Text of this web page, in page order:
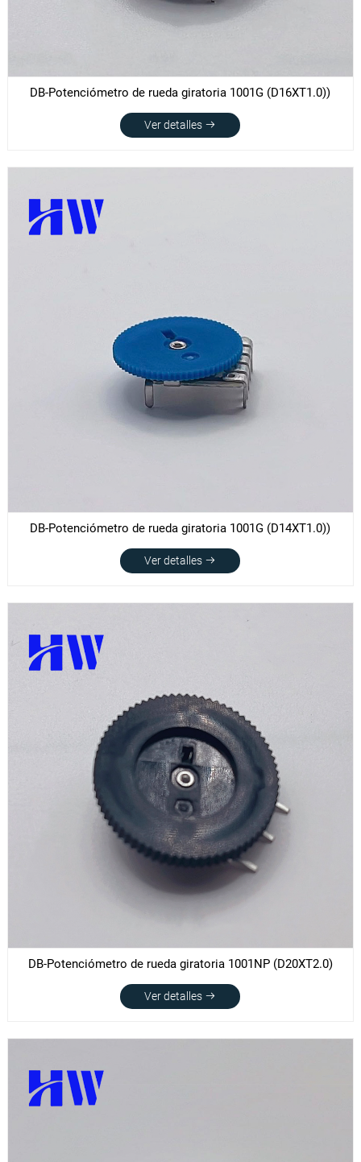
DB-Potenciómetro de rueda giratoria 1001G (D16XT1.0))
Ver detalles
DB-Potenciómetro de rueda giratoria 1001G (D14XT1.0))
Ver detalles
DB-Potenciómetro de rueda giratoria 1001NP (D20XT2.0)
Ver detalles